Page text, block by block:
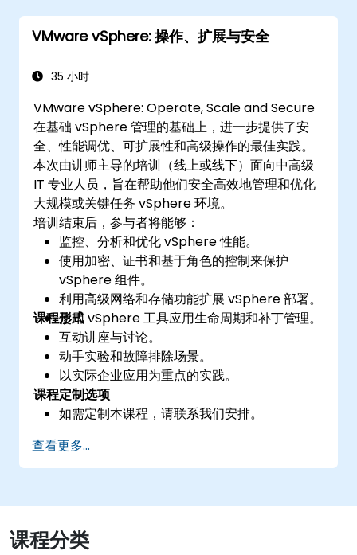
VMware vSphere: 操作、扩展与安全
35 小时
VMware vSphere: Operate, Scale and Secure
在基础 vSphere 管理的基础上，进一步提供了安
全、性能调优、可扩展性和高级操作的最佳实践。
本次由讲师主导的培训（线上或线下）面向中高级
IT 专业人员，旨在帮助他们安全高效地管理和优化
大规模或关键任务 vSphere 环境。
培训结束后，参与者将能够：
监控、分析和优化 vSphere 性能。
使用加密、证书和基于角色的控制来保护
vSphere 组件。
利用高级网络和存储功能扩展 vSphere 部署。
使用 vSphere 工具应用生命周期和补丁管理。
课程形式
互动讲座与讨论。
动手实验和故障排除场景。
以实际企业应用为重点的实践。
课程定制选项
如需定制本课程，请联系我们安排。
查看更多...
课程分类